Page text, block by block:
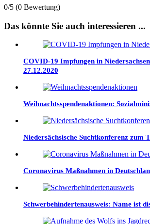
0/5 (0 Bewertung)
Das könnte Sie auch interessieren ...
COVID-19 Impfungen in
27.12.2020
Weihnachtsspendenaktionen:
Niedersächsische Suchtkonferenz
Coronavirus Maßnahmen in
Schwerbehindertenausweis: Name ist